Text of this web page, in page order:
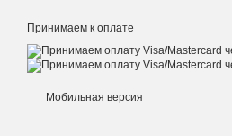
Принимаем к оплате
Мобильная версия